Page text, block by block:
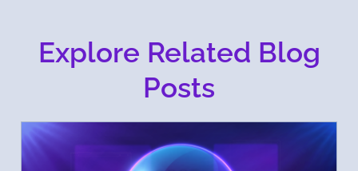
Explore Related Blog
Posts